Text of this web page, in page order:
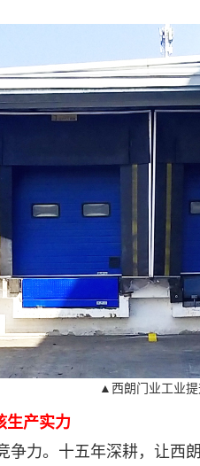
▲西朗门业工业提
生产实力
争力。十五年深耕，让西